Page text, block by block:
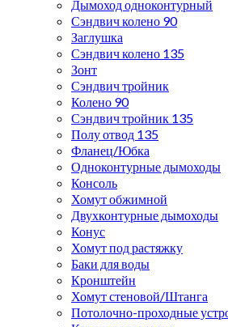
Дымоход одноконтурный
Сэндвич колено 90
Заглушка
Сэндвич колено 135
Зонт
Сэндвич тройник
Колено 90
Сэндвич тройник 135
Полу отвод 135
Фланец/Юбка
Одноконтурные дымоходы
Консоль
Хомут обжимной
Двухконтурные дымоходы
Конус
Хомут под растяжку
Баки для воды
Кронштейн
Хомут стеновой/Штанга
Потолочно-проходные